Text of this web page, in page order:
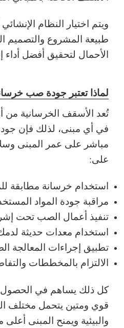
ويتم اختيار النظام
طبيعة المشروع والتصميم
الأحمال لتحقيق أفضل أداء
لماذا تعتبر جودة صب
تُعد الأسقف الخرسانية من
في أي مبنى، لذلك فإن
مباشر على عمر المبنى
على:
استخدام خرسانة مطابقة
مراقبة جودة المواد
تنفيذ أعمال الصب تحت
استخدام معدات حديثة
تطبيق إجراءات المعالجة
الالتزام بالمخططات
كل ذلك يساهم في
قوي ومتين يتحمل مختلف
والبيئية ويمنح المبنى